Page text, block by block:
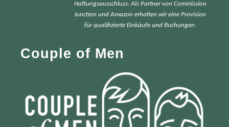
cHaftungsausschluss: Als Partner von Commission
Junction und Amazon erhalten wir eine Provision
für qualifizierte Einkäufe und Buchungen.
Couple of Men